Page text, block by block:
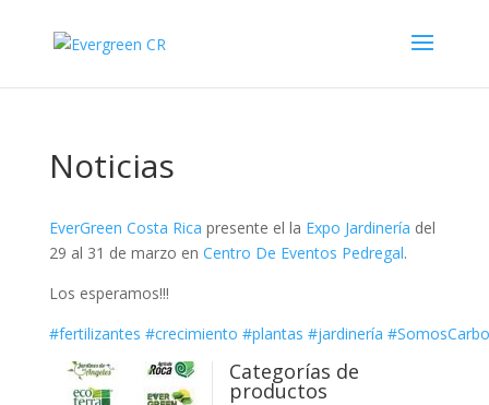
Noticias
EverGreen Costa Rica presente el la Expo Jardinería del
29 al 31 de marzo en Centro De Eventos Pedregal.
Los esperamos!!!
#fertilizantes #crecimiento #plantas #jardinería #
Categorías de
productos